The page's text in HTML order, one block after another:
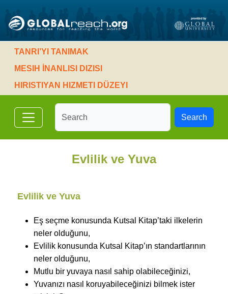
TANRI’YI TANIMAK
MESIH İNANLISI DIZISI
HIRISTIYAN HIZMETI DÜZEYI
Search
Evlilik ve Yuva
Evlilik ve Yuva
Eş seçme konusunda Kutsal Kitap’taki ilkelerin
neler olduğunu,
Evlilik konusunda Kutsal Kitap’ın standartlarının
neler olduğunu,
Mutlu bir yuvaya nasıl sahip olabileceğinizi,
Yuvanızı nasıl koruyabileceğinizi bilmek ister